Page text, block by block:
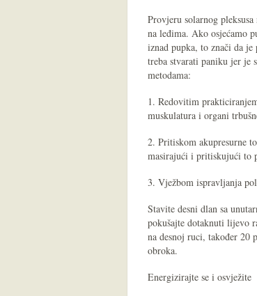
Provjeru solarnog
na leđima. Ako osjećamo
iznad pupka, to znači da
treba stvarati paniku jer je
metodama:
1. Redovitim
muskulatura i organi
2. Pritiskom akupresurne
masirajući i pritiskujući to
3. Vježbom ispravljanja
Stavite desni dlan sa
pokušajte dotaknuti lijevo
na desnoj ruci, također 20
obroka.
Energizirajte se i osvježite